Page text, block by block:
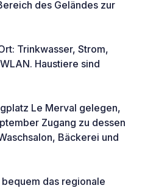
des Geländes zur
Trinkwasser, Strom,
Haustiere sind
Le Merval gelegen,
Zugang zu dessen
Bäckerei und
das regionale